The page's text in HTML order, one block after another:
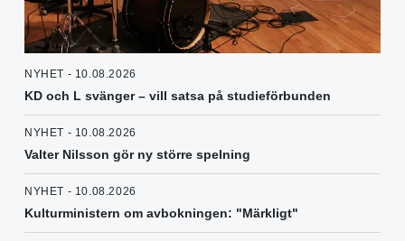
NYHET - 10.08.2026
KD och L svänger – vill satsa på studieförbunden
NYHET - 10.08.2026
Valter Nilsson gör ny större spelning
NYHET - 10.08.2026
Kulturministern om avbokningen: "Märkligt"